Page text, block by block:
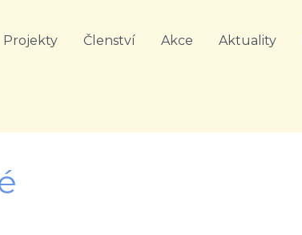
Projekty Členství Akce Aktuality